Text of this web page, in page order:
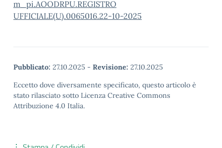
m_pi.AOODRPU.REGISTRO
UFFICIALE(U).0065016.22-10-2025
Pubblicato: 27.10.2025 - Revisione: 27.10.2025
Eccetto dove diversamente specificato, questo articolo è
stato rilasciato sotto Licenza Creative Commons
Attribuzione 4.0 Italia.